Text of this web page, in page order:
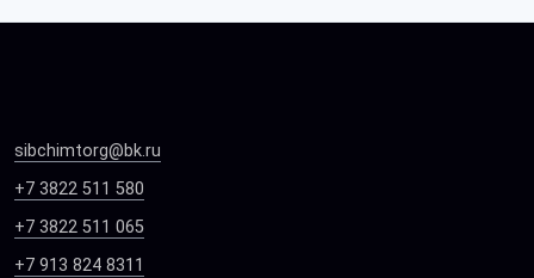
sibchimtorg@bk.ru
+7 3822 511 580
+7 3822 511 065
+7 913 824 8311